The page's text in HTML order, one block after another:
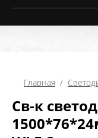
Главная
  /
Св-к